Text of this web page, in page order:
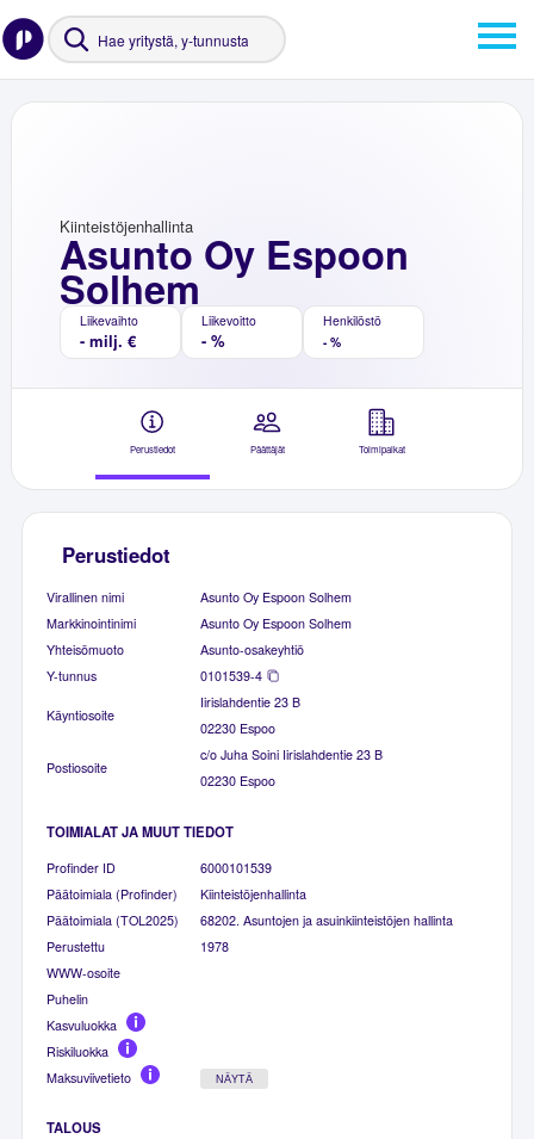
Asunto Oy Espoon
Solhem
Kiinteistöjenhallinta
Liikevaihto
- milj. €
Liikevoitto
- %
Henkilöstö
- %
Perustiedot Päättäjät Toimipaikat
Perustiedot
Virallinen nimi
Asunto Oy Espoon Solhem
Markkinointinimi
Asunto Oy Espoon Solhem
Yhteisömuoto
Asunto-osakeyhtiö
Y-tunnus
0101539-4
Käyntiosoite
Iirislahdentie 23 B
02230 Espoo
Postiosoite
c/o Juha Soini Iirislahdentie 23 B
02230 Espoo
TOIMIALAT JA MUUT TIEDOT
Profinder ID
6000101539
Päätoimiala (Profinder)
Kiinteistöjenhallinta
Päätoimiala (TOL2025)
68202. Asuntojen ja asuinkiinteistöjen hallinta
Perustettu
1978
WWW-osoite
Puhelin
Kasvuluokka
Riskiluokka
Maksuviivetieto
NÄYTÄ
TALOUS